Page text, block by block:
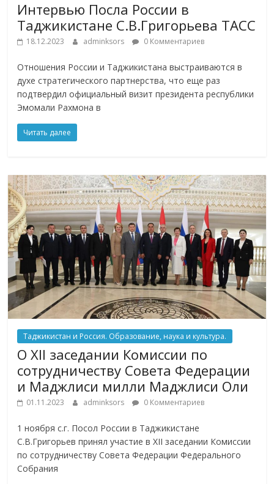
Интервью Посла России в
Таджикистане С.В.Григорьева ТАСС
18.12.2023 adminksors 0 Комментариев
Отношения России и Таджикистана выстраиваются в
духе стратегического партнерства, что еще раз
подтвердил официальный визит президента республики
Эмомали Рахмона в
Читать далее
Таджикистан и Россия. Образование, наука и культура.
О XII заседании Комиссии по
сотрудничеству Совета Федерации
и Маджлиси милли Маджлиси Оли
01.11.2023 adminksors 0 Комментариев
1 ноября с.г. Посол России в Таджикистане
С.В.Григорьев принял участие в XII заседании Комиссии
по сотрудничеству Совета Федерации Федерального
Собрания